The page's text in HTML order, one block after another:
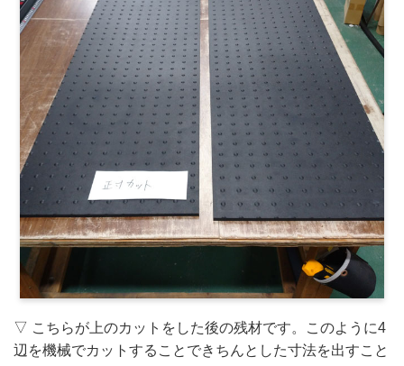
▽ こちらが上のカットをした後の残材です。このように4
辺を機械でカットすることできちんとした寸法を出すこと